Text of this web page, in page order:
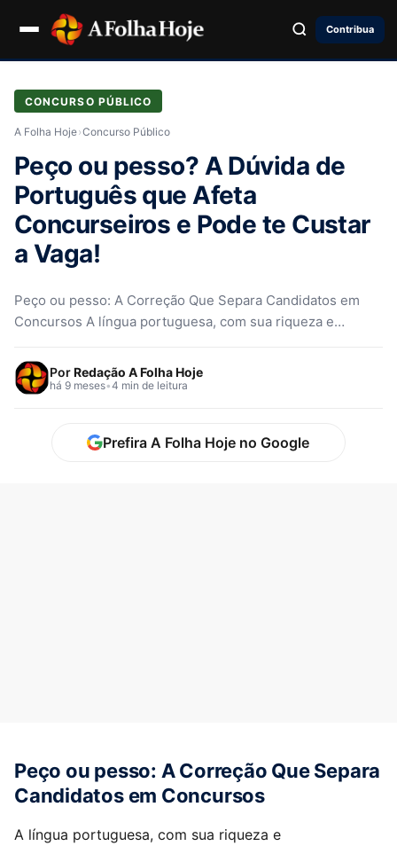
Contribua
CONCURSO PÚBLICO
A Folha Hoje›Concurso Público
Peço ou pesso? A Dúvida de
Português que Afeta
Concurseiros e Pode te Custar
a Vaga!
Peço ou pesso: A Correção Que Separa Candidatos em
Concursos A língua portuguesa, com sua riqueza e
PorRedação A Folha Hoje
há 9 meses•4 min de leitura
Prefira A Folha Hoje no Google
Peço ou pesso: A Correção Que Separa
Candidatos em Concursos
A língua portuguesa, com sua riqueza e